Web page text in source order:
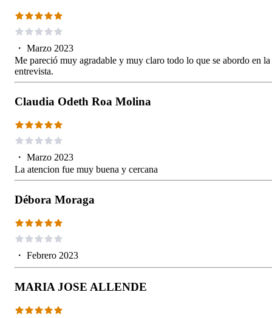
・ Marzo 2023
Me pareció muy agradable y muy claro todo lo que se abordo en la
entrevista.
Claudia Odeth Roa Molina
・ Marzo 2023
La atencion fue muy buena y cercana
Débora Moraga
・ Febrero 2023
MARIA JOSE ALLENDE